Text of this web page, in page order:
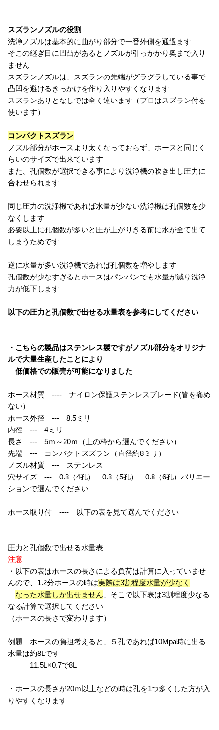
スズランノズルの役割
洗浄ノズルは基本的に曲がり部分で一番外側を通過ます
そこの継ぎ目に凹凸があるとノズルが引っかかり奥まで入り
ません
スズランノズルは、スズランの先端がグラグラしている事で
凸凹を避けるきっかけを作り入りやすくなります
スズランありとなしでは全く違います（プロはスズラン付を
使います）
コンパクトスズラン
ノズル部分がホースより太くなっておらず、ホースと同じく
らいのサイズで出来ています
また、孔個数が選択できる事により洗浄機の吹き出し圧力に
合わせられます
同じ圧力の洗浄機であれば水量が少ない洗浄機は孔個数を少
なくします
必要以上に孔個数が多いと圧が上がりきる前に水が全て出て
しまうためです
逆に水量が多い洗浄機であれば孔個数を増やします
孔個数が少なすぎるとホースはパンパンでも水量が減り洗浄
力が低下します
以下の圧力と孔個数で出せる水量表を参考にしてください
・こちらの製品はステンレス製ですがノズル部分をオリジナ
ルで大量生産したことにより
低価格での販売が可能になりました
ホース材質 ---- ナイロン保護ステンレスブレード(管を痛め
ない）
ホース外径 --- 8.5ミリ
内径 --- 4ミリ
長さ --- 5ｍ～20ｍ（上の枠から選んでください）
先端 --- コンパクトズズラン（直径約8ミリ）
ノズル材質 --- ステンレス
穴サイズ --- 0.8（4孔） 0.8（5孔） 0.8（6孔）バリエー
ションで選んでください
ホース取り付 ---- 以下の表を見て選んでください
圧力と孔個数で出せる水量表
注意
・以下の表はホースの長さによる負荷は計算に入っていませ
んので、1.2分ホースの時は実際は3割程度水量が少なく
なった水量しか出せません 、そこで以下表は3割程度少なる
なる計算で選択してください
（ホースの長さで変わります）
例題 ホースの負担考えると、５孔であれば10Mpa時に出る
水量は約8Lです
11.5L×0.7で8L
・ホースの長さが20ｍ以上などの時は孔を1つ多くした方が入
りやすくなります